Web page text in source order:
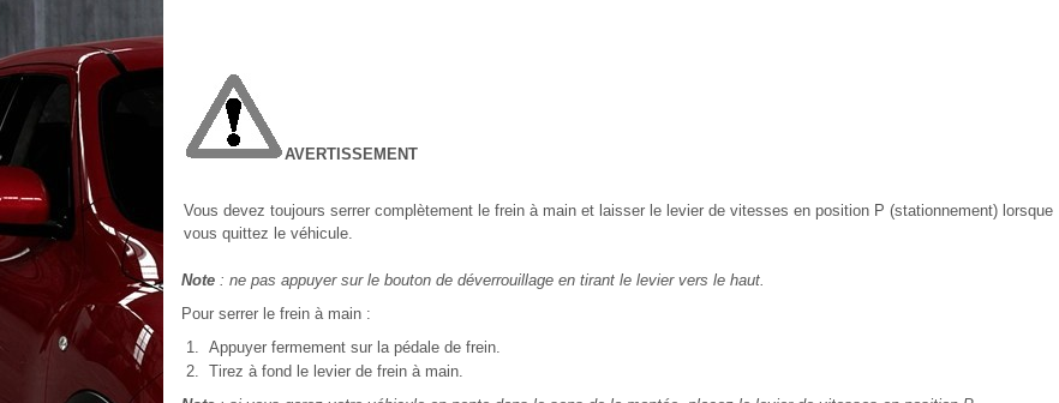
AVERTISSEMENT
Vous devez toujours serrer complètement le frein à main et laisser le levier de vitesses en position P (stationnement) lorsque
vous quittez le véhicule.
Note: ne pas appuyer sur le bouton de déverrouillage en tirant le levier vers le haut.
Pour serrer le frein à main :
Appuyer fermement sur la pédale de frein.
Tirez à fond le levier de frein à main.